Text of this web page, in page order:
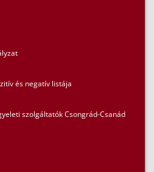
és negatív listája
szolgáltatók Csongrád-Csanád